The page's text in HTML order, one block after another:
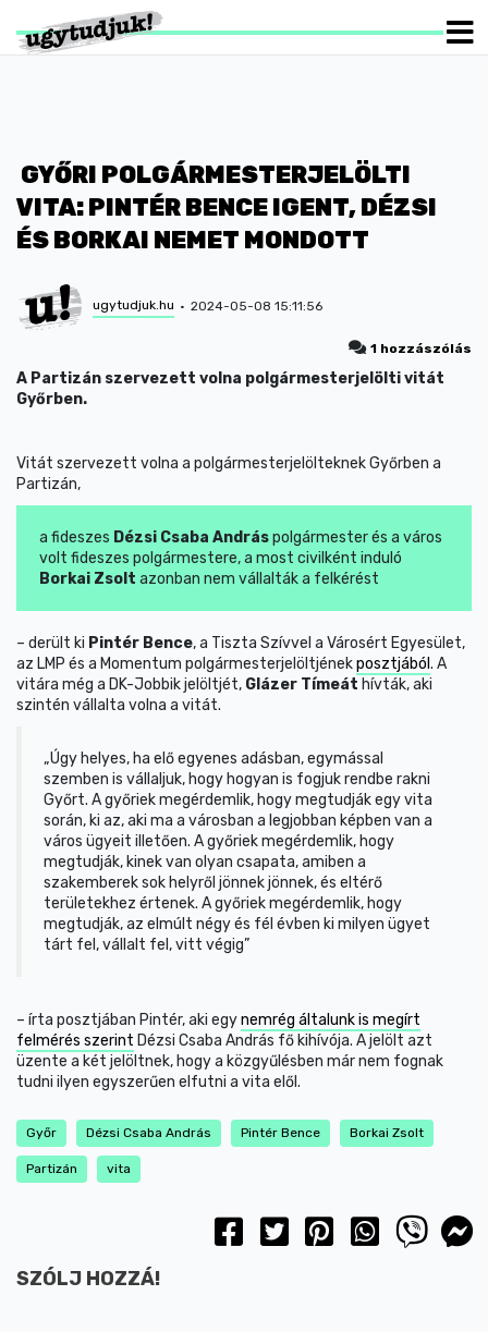
GYŐRI POLGÁRMESTERJELÖLTI
VITA: PINTÉR BENCE IGENT, DÉZSI
ÉS BORKAI NEMET MONDOTT
ugytudjuk.hu 2024-05-08 15:11:56
1 hozzászólás
A Partizán szervezett volna polgármesterjelölti vitát
Győrben.
Vitát szervezett volna a polgármesterjelölteknek Győrben a
Partizán,
a fideszes Dézsi Csaba Andráspolgármester és a város
volt fideszes polgármestere, a most civilként induló
Borkai Zsolt azonban nem vállalták a felkérést
– derült ki Pintér Bence, a Tiszta Szívvel a Városért Egyesület,
az LMP és a Momentum polgármesterjelöltjénekposztjából . A
vitára még a DK-Jobbik jelöltjét, Glázer Tímeát hívták, aki
szintén vállalta volna a vitát.
„Úgy helyes, ha elő egyenes adásban, egymással
szemben is vállaljuk, hogy hogyan is fogjuk rendbe rakni
Győrt. A győriek megérdemlik, hogy megtudják egy vita
során, ki az, aki ma a városban a legjobban képben van a
város ügyeit illetően. A győriek megérdemlik, hogy
megtudják, kinek van olyan csapata, amiben a
szakemberek sok helyről jönnek jönnek, és eltérő
területekhez értenek. A győriek megérdemlik, hogy
megtudják, az elmúlt négy és fél évben ki milyen ügyet
tárt fel, vállalt fel, vitt végig”
– írta posztjában Pintér, aki egynemrég általunk is megírt
felmérés szerint Dézsi Csaba András fő kihívója. A jelölt azt
üzente a két jelöltnek, hogy a közgyűlésben már nem fognak
tudni ilyen egyszerűen elfutni a vita elől.
Győr Dézsi Csaba András Pintér Bence Borkai Zsolt
Partizán vita
SZÓLJ HOZZÁ!